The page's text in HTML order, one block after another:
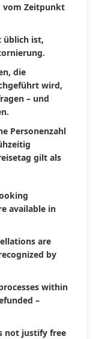
vom Zeitpunkt
üblich ist,
die
wird,
– und
Personenzahl
gilt als
available in
are
by
within
–
not justify free